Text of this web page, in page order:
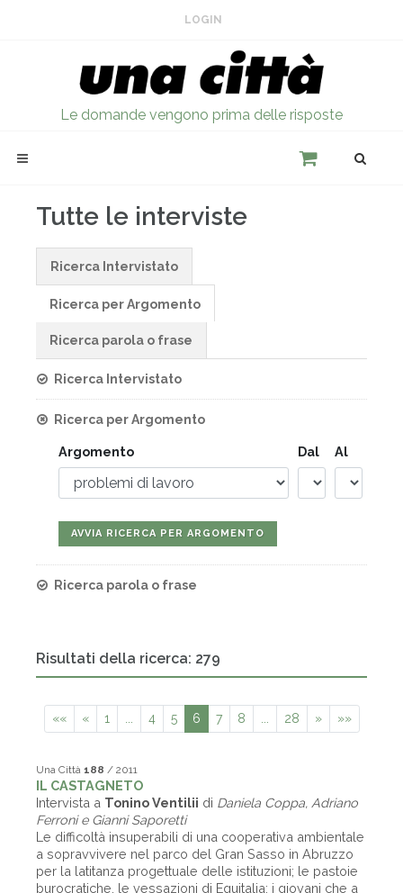
LOGIN
Le domande vengono prima delle risposte
Tutte le interviste
Ricerca Intervistato
Ricerca per Argomento
Ricerca parola o frase
Ricerca Intervistato
Ricerca per Argomento
Argomento Dal Al
Ricerca parola o frase
Risultati della ricerca: 279
«« « 1 4 5 6 7 8 28 » »»
Una Città 188 / 2011
IL CASTAGNETO
Intervista a Tonino Ventilii di Daniela Coppa, Adriano
Ferroni e Gianni Saporetti
Le difficoltà insuperabili di una cooperativa ambientale
a sopravvivere nel parco del Gran Sasso in Abruzzo
per la latitanza progettuale delle istituzioni; le pastoie
burocratiche, le vessazioni di Equitalia; i giovani che a